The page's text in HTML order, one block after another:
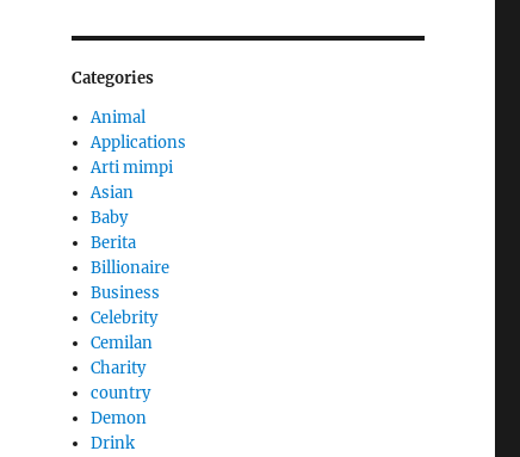
Categories
Animal
Applications
Arti mimpi
Asian
Baby
Berita
Billionaire
Business
Celebrity
Cemilan
Charity
country
Demon
Drink